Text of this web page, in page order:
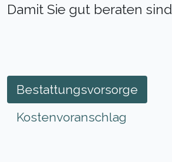
Damit Sie gut beraten sind
Bestattungsvorsorge
Kostenvoranschlag